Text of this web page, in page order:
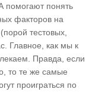
помогают понять
факторов на
тестовых,
Главное, как мы к
Правда, если
то те же самые
проиграться по